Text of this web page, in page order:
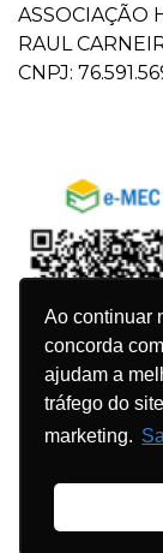
Ao continuar
concorda
ajudam a
tráfego do
marketing.
ASSOCIAÇÃO
RAUL
CNPJ:
© 2023